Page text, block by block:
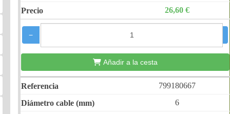
26,60 €
−
Añadir a la cesta
799180667
6